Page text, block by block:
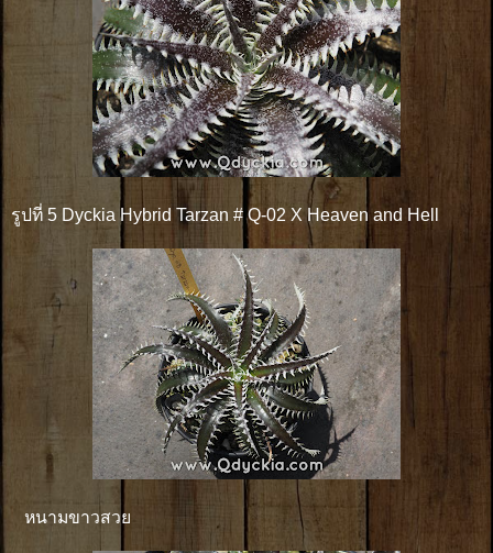
รูปที่ 5 Dyckia Hybrid Tarzan # Q-02 X Heaven and Hell
หนามขาวสวย